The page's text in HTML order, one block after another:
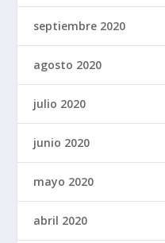
septiembre 2020
agosto 2020
julio 2020
junio 2020
mayo 2020
abril 2020